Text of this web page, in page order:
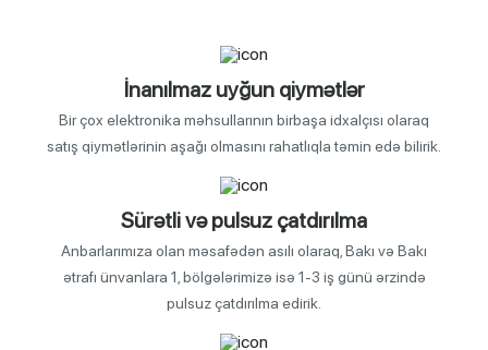
İnanılmaz uyğun qiymətlər
Bir çox elektronika məhsullarının birbaşa idxalçısı olaraq
satış qiymətlərinin aşağı olmasını rahatlıqla təmin edə bilirik.
Sürətli və pulsuz çatdırılma
Anbarlarımıza olan məsafədən asılı olaraq, Bakı və Bakı
ətrafı ünvanlara 1, bölgələrimizə isə 1-3 iş günü ərzində
pulsuz çatdırılma edirik.